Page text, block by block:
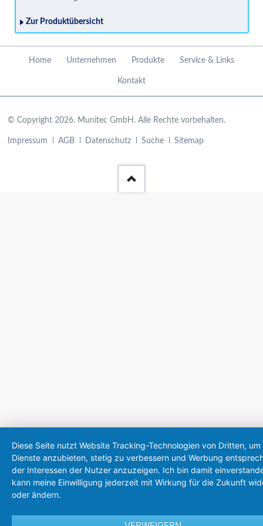
Zur Produktübersicht
Navigation
Home Unternehmen Produkte Service & Links
Kontakt
© Copyright 2026. Munitec GmbH. Alle Rechte vorbehalten.
Navigation
Impressum AGB Datenschutz Suche Sitemap
Diese Seite nutzt Website Tracking-Technologien von Dritten, um
Dienste anzubieten, stetig zu verbessern und Werbung
der Interessen der Nutzer anzuzeigen. Ich bin damit
kann meine Einwilligung jederzeit mit Wirkung für die Zukunft
oder ändern.